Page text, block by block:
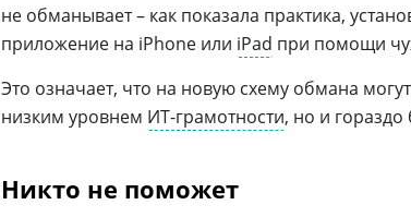
не обманывает – как показала практика,
приложение на iPhone или iPad при помощи
Это означает, что на новую схему обмана
низким уровнем ИТ-грамотности, но и
Никто не поможет